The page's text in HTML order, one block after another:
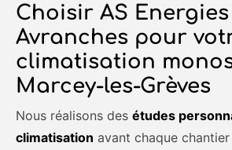
Choisir AS Energies
Avranches pour
climatisation
Marcey-les-Grèves
Nous réalisons des études
climatisation avant chaque